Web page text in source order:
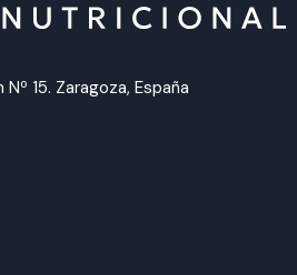
15. Zaragoza, España